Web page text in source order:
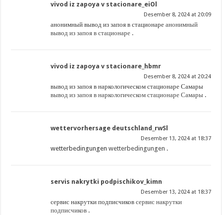
vivod iz zapoya v stacionare_eiOl
Desember 8, 2024 at 20:09
анонимный вывод из запоя в стационареанонимный
вывод из запоя в стационаре .
vivod iz zapoya v stacionare_hbmr
Desember 8, 2024 at 20:24
вывод из запоя в наркологическом стационаре Самары
вывод из запоя в наркологическом стационаре Самары .
wettervorhersage deutschland_rwSl
Desember 13, 2024 at 18:37
wetterbedingungenwetterbedingungen .
servis nakrytki podpischikov_kimn
Desember 13, 2024 at 18:37
сервис накрутки подписчиковсервис накрутки
подписчиков .